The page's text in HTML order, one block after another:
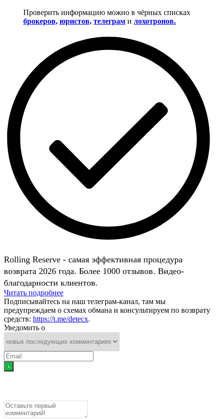
Проверить информацию можно в чёрных списках
брокеров, юристов, телеграм и лохотронов.
Rolling Reserve - самая эффективная процедура
возврата 2026 года. Более 1000 отзывов. Видео-
благодарности клиентов.
Читать подробнее
Подписывайтесь на наш телеграм-канал, там мы
предупреждаем о схемах обмана и консультируем по возврату
средств: https://t.me/detecx.
Уведомить о